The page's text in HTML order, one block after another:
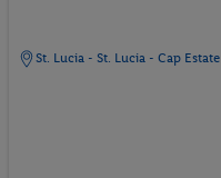
St. Lucia - St. Lucia - Cap Estate